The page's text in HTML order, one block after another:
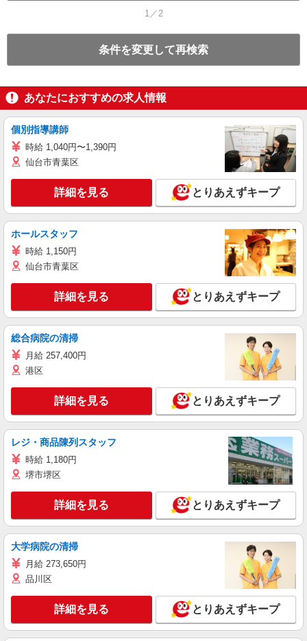
1／2
条件を変更して再検索
あなたにおすすめの求人情報
個別指導講師
時給 1,040円〜1,390円
仙台市青葉区
詳細を見る とりあえずキープ
ホールスタッフ
時給 1,150円
仙台市青葉区
詳細を見る とりあえずキープ
総合病院の清掃
月給 257,400円
港区
詳細を見る とりあえずキープ
レジ・商品陳列スタッフ
時給 1,180円
堺市堺区
詳細を見る とりあえずキープ
大学病院の清掃
月給 273,650円
品川区
詳細を見る とりあえずキープ